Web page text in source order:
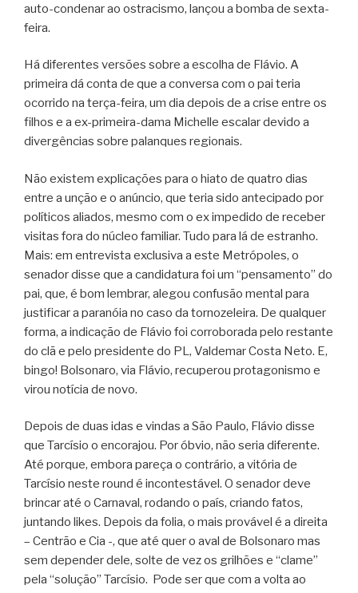
auto-condenar ao ostracismo, lançou a bomba de sexta-
feira.
Há diferentes versões sobre a escolha de Flávio. A
primeira dá conta de que a conversa com o pai teria
ocorrido na terça-feira, um dia depois de a crise entre os
filhos e a ex-primeira-dama Michelle escalar devido a
divergências sobre palanques regionais.
Não existem explicações para o hiato de quatro dias
entre a unção e o anúncio, que teria sido antecipado por
políticos aliados, mesmo com o ex impedido de receber
visitas fora do núcleo familiar. Tudo para lá de estranho.
Mais: em entrevista exclusiva a este Metrópoles, o
senador disse que a candidatura foi um “pensamento” do
pai, que, é bom lembrar, alegou confusão mental para
justificar a paranóia no caso da tornozeleira. De qualquer
forma, a indicação de Flávio foi corroborada pelo restante
do clã e pelo presidente do PL, Valdemar Costa Neto. E,
bingo! Bolsonaro, via Flávio, recuperou protagonismo e
virou notícia de novo.
Depois de duas idas e vindas a São Paulo, Flávio disse
que Tarcísio o encorajou. Por óbvio, não seria diferente.
Até porque, embora pareça o contrário, a vitória de
Tarcísio neste round é incontestável. O senador deve
brincar até o Carnaval, rodando o país, criando fatos,
juntando likes. Depois da folia, o mais provável é a direita
– Centrão e Cia -, que até quer o aval de Bolsonaro mas
sem depender dele, solte de vez os grilhões e “clame”
pela “solução” Tarcísio. Pode ser que com a volta ao